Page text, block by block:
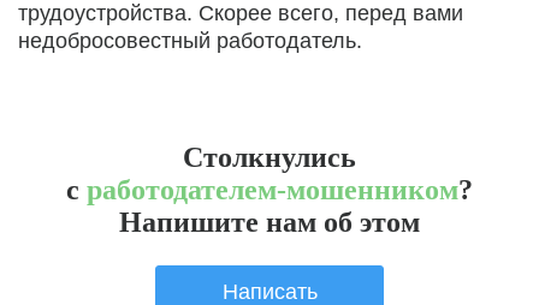
трудоустройства. Скорее всего, перед вами
недобросовестный работодатель.
Столкнулись
с работодателем-мошенником?
Напишите нам об этом
Написать